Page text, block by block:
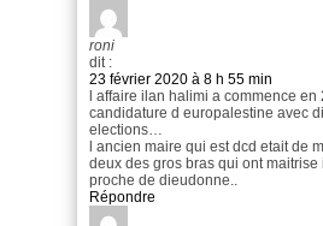
roni
dit :
23 février 2020 à 8 h 55 min
l affaire ilan halimi a commence
candidature d europalestine avec
elections…
l ancien maire qui est dcd etait de
deux des gros bras qui ont
proche de dieudonne..
Répondre